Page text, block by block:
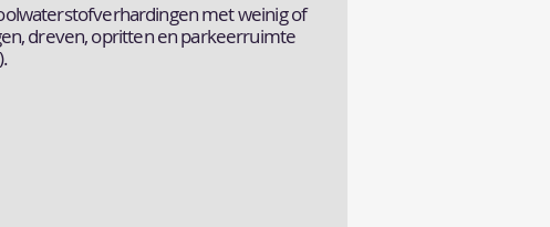
met weinig of
dreven, opritten en parkeerruimte